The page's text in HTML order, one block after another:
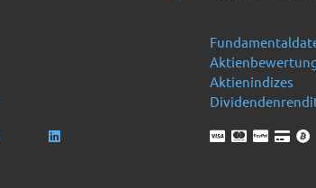
Aktienindizes